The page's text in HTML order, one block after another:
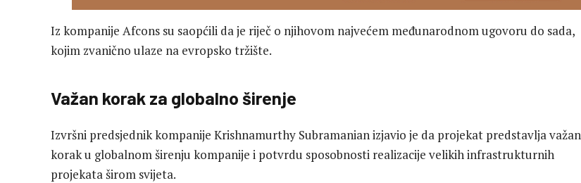
Iz kompanije Afcons su saopćili da je riječ o njihovom najvećem međunarodnom ugovoru do sada,
kojim zvanično ulaze na evropsko tržište.
Važan korak za globalno širenje
Izvršni predsjednik kompanije Krishnamurthy Subramanian izjavio je da projekat predstavlja važan
korak u globalnom širenju kompanije i potvrdu sposobnosti realizacije velikih infrastrukturnih
projekata širom svijeta.